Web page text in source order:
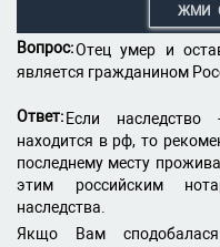
ЖМИ
Вопрос:Отец умер и
является гражданином
Ответ: Если
находится в рф, то
последнему месту
этим российским
наследства.
Якщо Вам